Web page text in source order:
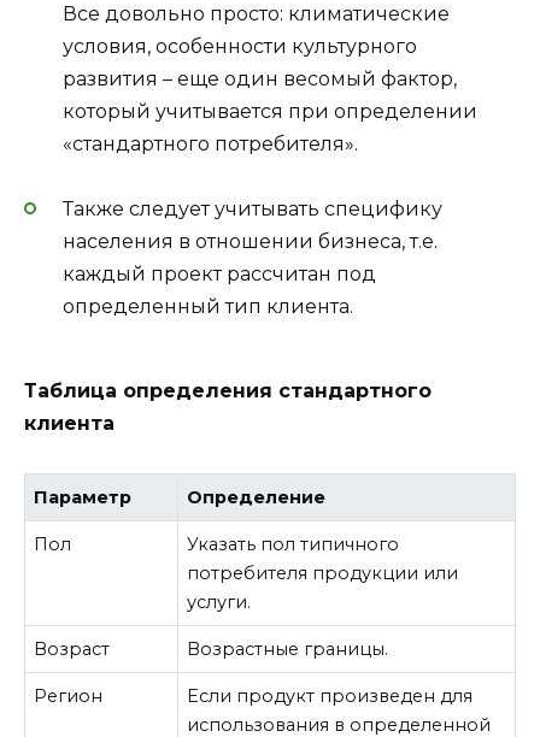
Все довольно просто: климатические
условия, особенности культурного
развития – еще один весомый фактор,
который учитывается при определении
«стандартного потребителя».
Также следует учитывать специфику
населения в отношении бизнеса, т.е.
каждый проект рассчитан под
определенный тип клиента.
Таблица определения стандартного
клиента
Параметр Определение
Пол
Указать пол типичного
потребителя продукции или
услуги.
Возраст Возрастные границы.
Регион
Если продукт произведен для
использования в определенной